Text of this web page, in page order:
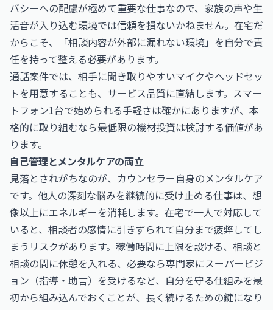
バシーへの配慮が極めて重要な仕事なので、家族の声や生
活音が入り込む環境では信頼を損ないかねません。在宅だ
からこそ、「相談内容が外部に漏れない環境」を自分で責
任を持って整える必要があります。
通話案件では、相手に聞き取りやすいマイクやヘッドセッ
トを用意することも、サービス品質に直結します。スマー
トフォン1台で始められる手軽さは確かにありますが、本
格的に取り組むなら最低限の機材投資は検討する価値があ
ります。
自己管理とメンタルケアの両立
見落とされがちなのが、カウンセラー自身のメンタルケア
です。他人の深刻な悩みを継続的に受け止める仕事は、想
像以上にエネルギーを消耗します。在宅で一人で対応して
いると、相談者の感情に引きずられて自分まで疲弊してし
まうリスクがあります。稼働時間に上限を設ける、相談と
相談の間に休憩を入れる、必要なら専門家にスーパービジ
ョン（指導・助言）を受けるなど、自分を守る仕組みを最
初から組み込んでおくことが、長く続けるための鍵になり